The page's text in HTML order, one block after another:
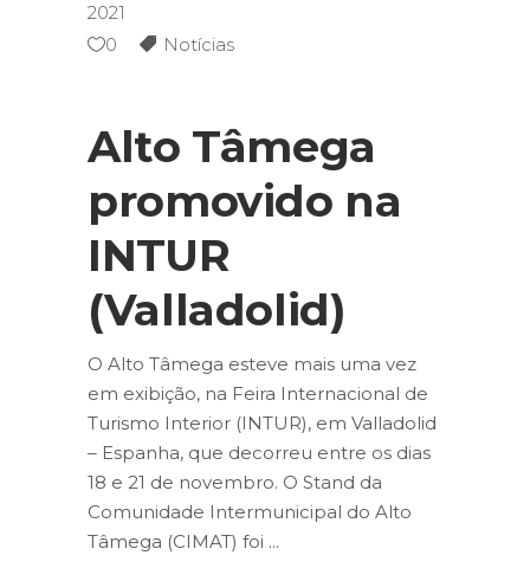
2021
0
Notícias
Alto Tâmega
promovido na
INTUR
(Valladolid)
O Alto Tâmega esteve mais uma vez
em exibição, na Feira Internacional de
Turismo Interior (INTUR), em Valladolid
– Espanha, que decorreu entre os dias
18 e 21 de novembro. O Stand da
Comunidade Intermunicipal do Alto
Tâmega (CIMAT) foi